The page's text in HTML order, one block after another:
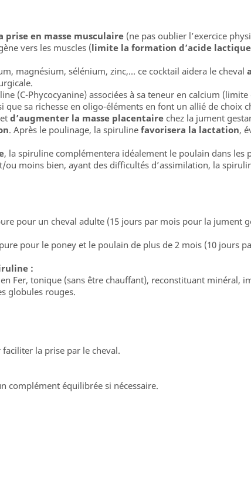
prise en masse musculaire (ne pas oublier l’exercice
vers les muscles (limite la formation d’acide lactique
magnésium, sélénium, zinc,… ce cocktail aidera le cheval
(C-Phycocyanine) associées à sa teneur en calcium
que sa richesse en oligo-éléments en font un allié de choix
d’augmenter la masse placentaire chez la jument
. Après le poulinage, la spiruline favorisera la lactation,
, la spiruline complémentera idéalement le poulain dans les
ou moins bien, ayant des difficultés d’assimilation, la
pour un cheval adulte (15 jours par mois pour la jument
pour le poney et le poulain de plus de 2 mois (10 jours
:
Fer, tonique (sans être chauffant), reconstituant minéral,
globules rouges.
la prise par le cheval.
complément équilibrée si nécessaire.